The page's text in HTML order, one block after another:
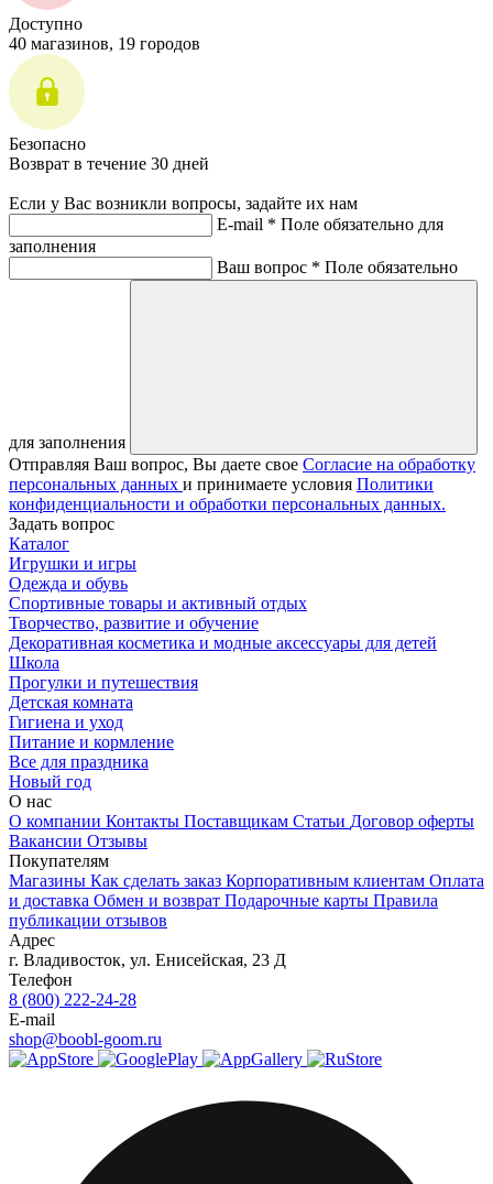
Доступно
40 магазинов, 19 городов
Безопасно
Возврат в течение 30 дней
Если у Вас возникли вопросы, задайте их нам
E-mail * Поле обязательно для
заполнения
Ваш вопрос * Поле обязательно
для заполнения
Отправляя Ваш вопрос, Вы даете свое Согласие на обработку
персональных данных и принимаете условия Политики
конфиденциальности и обработки персональных данных.
Задать вопрос
Каталог
Игрушки и игры
Одежда и обувь
Спортивные товары и активный отдых
Творчество, развитие и обучение
Декоративная косметика и модные аксессуары для детей
Школа
Прогулки и путешествия
Детская комната
Гигиена и уход
Питание и кормление
Все для праздника
Новый год
О нас
О компании Контакты Поставщикам Статьи Договор оферты
Вакансии Отзывы
Покупателям
Магазины Как сделать заказ Корпоративным клиентам Оплата
и доставка Обмен и возврат Подарочные карты Правила
публикации отзывов
Адрес
г. Владивосток, ул. Енисейская, 23 Д
Телефон
8 (800) 222-24-28
E-mail
shop@boobl-goom.ru